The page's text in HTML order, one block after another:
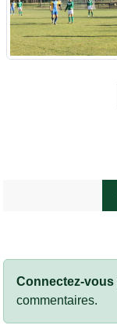
Connectez-vous
commentaires.